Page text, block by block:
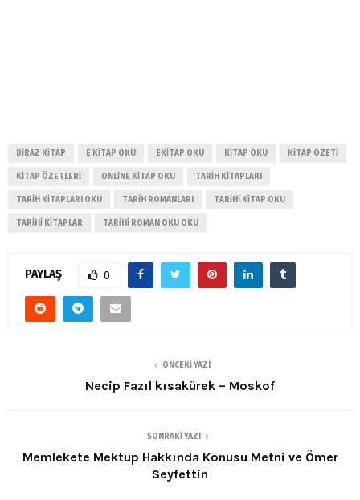
BIRAZ KITAP E KITAP OKU EKITAP OKU KITAP OKU KITAP ÖZETI
KITAP ÖZETLERI ONLINE KITAP OKU TARIH KITAPLARI
TARIH KITAPLARI OKU TARIH ROMANLARI TARIHI KITAP OKU
TARIHI KITAPLAR TARIHI ROMAN OKU OKU
PAYLAŞ 0
ÖNCEKI YAZI
Necip Fazıl kısakürek – Moskof
SONRAKI YAZI
Memlekete Mektup Hakkında Konusu Metni ve Ömer
Seyfettin